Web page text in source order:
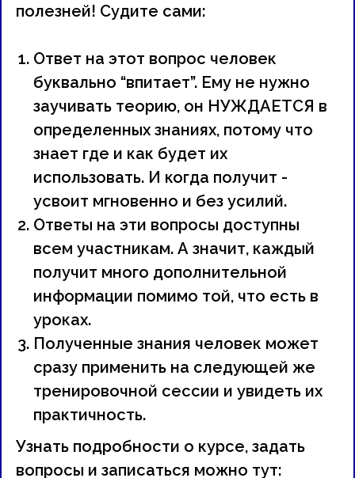
полезней! Судите сами:
Ответ на этот вопрос человек
буквально “впитает”. Ему не нужно
заучивать теорию, он НУЖДАЕТСЯ в
определенных знаниях, потому что
знает где и как будет их
использовать. И когда получит -
усвоит мгновенно и без усилий.
Ответы на эти вопросы доступны
всем участникам. А значит, каждый
получит много дополнительной
информации помимо той, что есть в
уроках.
Полученные знания человек может
сразу применить на следующей же
тренировочной сессии и увидеть их
практичность.
Узнать подробности о курсе, задать
вопросы и записаться можно тут: